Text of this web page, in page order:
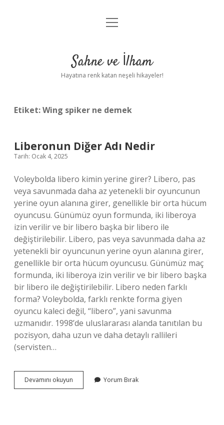
Anasayfa
Yasal Uyarı
menüyü
Sahne ve İlham
Hayatına renk katan neşeli hikayeler!
Etiket:Wing spiker ne demek
Liberonun Diğer Adı Nedir
Tarih: Ocak 4, 2025
Voleybolda libero kimin yerine girer? Libero, pas
veya savunmada daha az yetenekli bir oyuncunun
yerine oyun alanına girer, genellikle bir orta hücum
oyuncusu. Günümüz oyun formunda, iki liberoya
izin verilir ve bir libero başka bir libero ile
değiştirilebilir. Libero, pas veya savunmada daha az
yetenekli bir oyuncunun yerine oyun alanına girer,
genellikle bir orta hücum oyuncusu. Günümüz maç
formunda, iki liberoya izin verilir ve bir libero başka
bir libero ile değiştirilebilir. Libero neden farklı
forma? Voleybolda, farklı renkte forma giyen
oyuncu kaleci değil, “libero”, yani savunma
uzmanıdır. 1998’de uluslararası alanda tanıtılan bu
pozisyon, daha uzun ve daha detaylı rallileri
(servisten…
Devamını okuyun Liberonun
Diğer
Yorum Bırak